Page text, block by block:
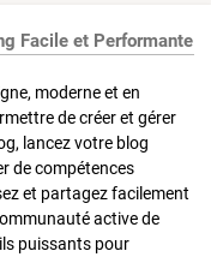
Facile et Performante
moderne et en
de créer et gérer
lancez votre blog
de compétences
et partagez facilement
active de
puissants pour